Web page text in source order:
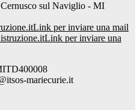
sul Naviglio - MI
Link per inviare una mail
Link per inviare una
mariecurie.it